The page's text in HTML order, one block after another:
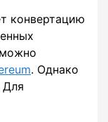
конвертацию
. Однако
Для